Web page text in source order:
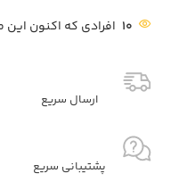
10 افرادی که اکنون
ارسال سریع
پشتیبانی سریع